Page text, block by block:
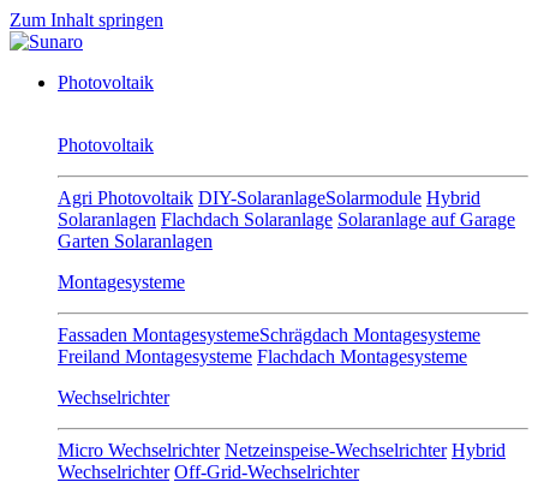
Zum Inhalt springen
Photovoltaik
Photovoltaik
Agri Photovoltaik DIY-SolaranlageSolarmodule Hybrid
Solaranlagen Flachdach Solaranlage Solaranlage auf Garage
Garten Solaranlagen
Montagesysteme
Fassaden MontagesystemeSchrägdach Montagesysteme
Freiland Montagesysteme Flachdach Montagesysteme
Wechselrichter
Micro Wechselrichter Netzeinspeise-Wechselrichter Hybrid
Wechselrichter Off-Grid-Wechselrichter